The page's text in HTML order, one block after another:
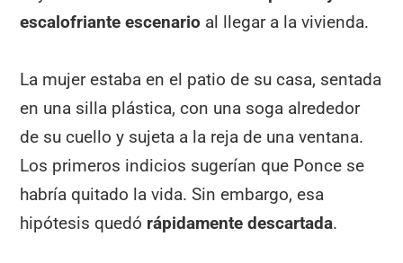
escalofriante escenario al llegar a la vivienda.
La mujer estaba en el patio de su casa, sentada
en una silla plástica, con una soga alrededor
de su cuello y sujeta a la reja de una ventana.
Los primeros indicios sugerían que Ponce se
habría quitado la vida. Sin embargo, esa
hipótesis quedó rápidamente descartada.